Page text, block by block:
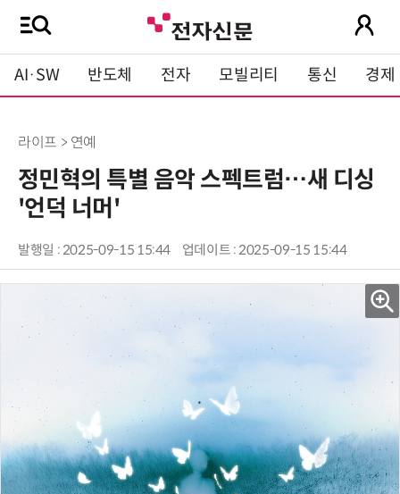
AI·SW 반도체 전자 모빌리티 통신 경제
라이프 > 연예
정민혁의 특별 음악 스펙트럼…새 디싱
'언덕 너머'
발행일 : 2025-09-15 15:44 업데이트 : 2025-09-15 15:44